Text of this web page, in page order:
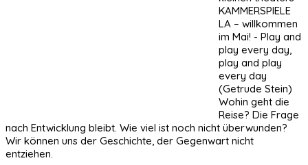
KAMMERSPIELE
LA – willkommen
im Mai! - Play and
play every day,
play and play
every day
(Getrude Stein)
Wohin geht die
Reise? Die Frage
nach Entwicklung bleibt. Wie viel ist noch nicht überwunden?
Wir können uns der Geschichte, der Gegenwart nicht
entziehen.